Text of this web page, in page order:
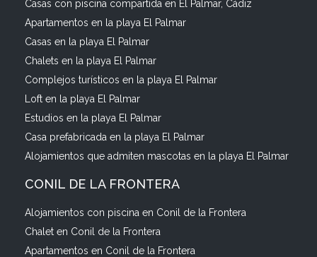
Casas con piscina compartida en El Palmar, Cádiz
Apartamentos en la playa El Palmar
Casas en la playa El Palmar
Chalets en la playa El Palmar
Complejos turísticos en la playa El Palmar
Loft en la playa El Palmar
Estudios en la playa El Palmar
Casa prefabricada en la playa El Palmar
Alojamientos que admiten mascotas en la playa El Palmar
CONIL DE LA FRONTERA
Alojamientos con piscina en Conil de la Frontera
Chalet en Conil de la Frontera
Apartamentos en Conil de la Frontera